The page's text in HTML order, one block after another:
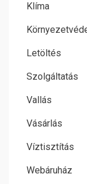
Klíma
Letöltés
Szolgáltatás
Vallás
Vásárlás
Víztisztítás
Webáruház